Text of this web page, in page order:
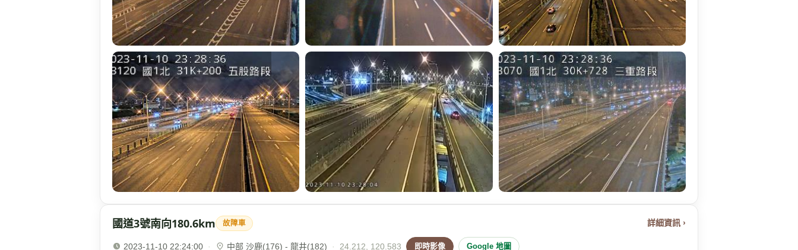
國道3號南向180.6km 故障車 詳細資訊 ›
2023-11-10 22:24:00 · 中部 沙鹿(176) - 龍井(182) · 24.212, 120.583 即時影像 Google 地圖